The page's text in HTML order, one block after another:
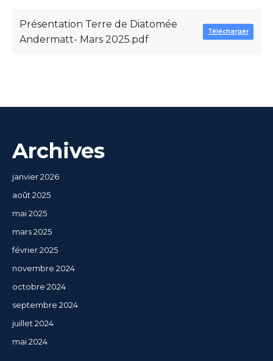
Présentation Terre de Diatomée
Andermatt- Mars 2025.pdf
Télécharger
Archives
janvier 2026
août 2025
mai 2025
mars 2025
février 2025
novembre 2024
octobre 2024
septembre 2024
juillet 2024
mai 2024